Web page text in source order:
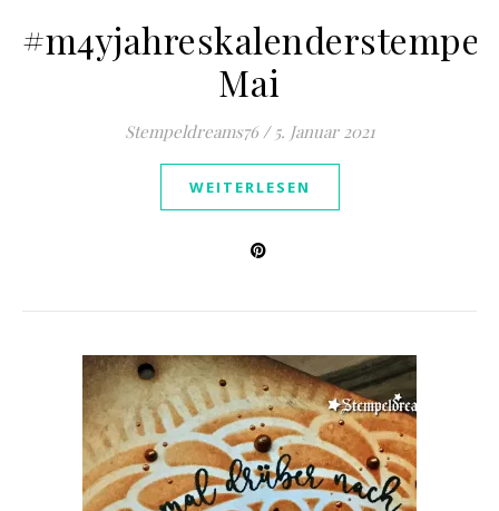
Mai
Stempeldreams76 / 5. Januar 2021
WEITERLESEN